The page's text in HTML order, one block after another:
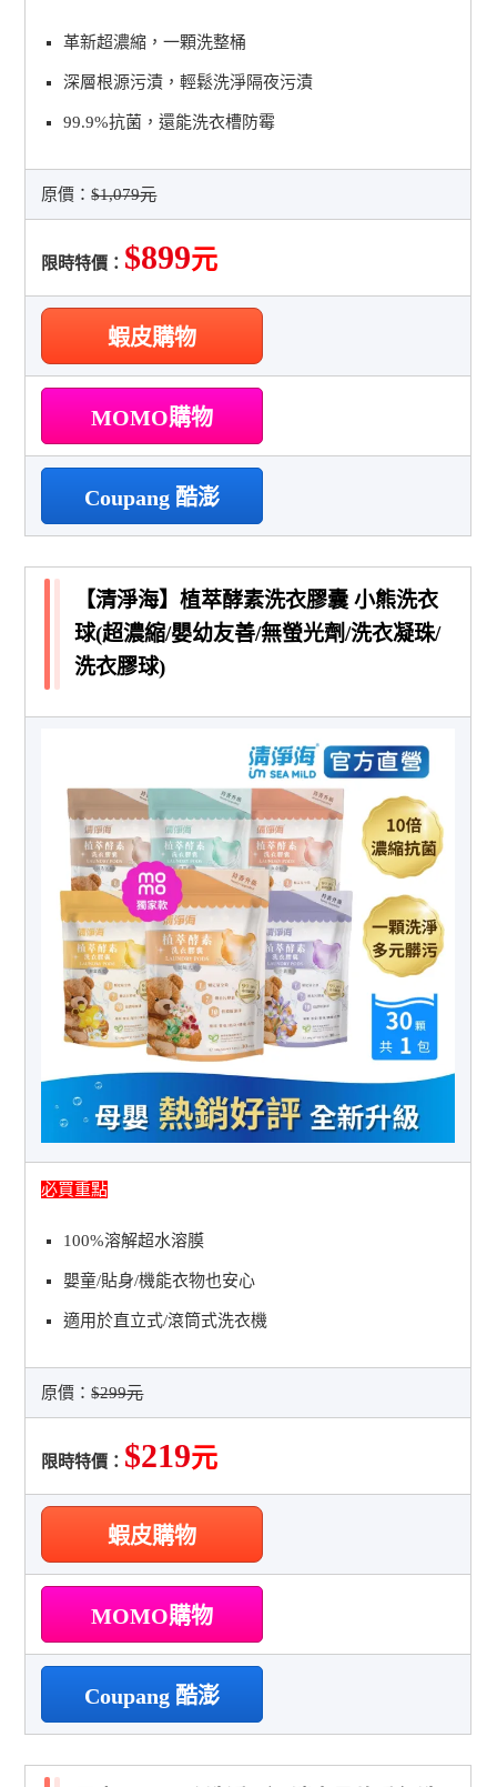
革新超濃縮，一顆洗整桶
深層根源污漬，輕鬆洗淨隔夜污漬
99.9%抗菌，還能洗衣槽防霉
原價：$1,079元
限時特價： $899元
蝦皮購物
MOMO購物
Coupang 酷澎
【清淨海】植萃酵素洗衣膠囊 小熊洗衣
球(超濃縮/嬰幼友善/無螢光劑/洗衣凝珠/
洗衣膠球)
必買重點
100%溶解超水溶膜
嬰童/貼身/機能衣物也安心
適用於直立式/滾筒式洗衣機
原價：$299元
限時特價： $219元
蝦皮購物
MOMO購物
Coupang 酷澎